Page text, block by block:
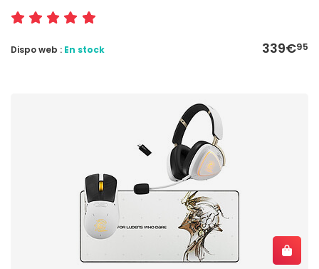
339€95
Dispo web : En stock